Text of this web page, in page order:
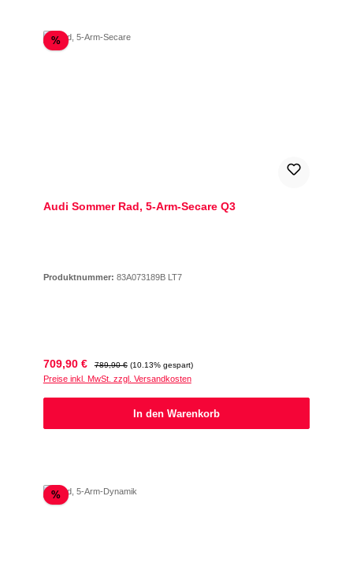
%Rabatt
Audi Sommer Rad, 5-Arm-Secare Q3
Produktnummer: 83A073189B LT7
Verkaufspreis:
709,90 € Regulärer Preis:
789,90 € (10.13% gespart)
Preise inkl. MwSt. zzgl. Versandkosten
In den Warenkorb
%Rabatt